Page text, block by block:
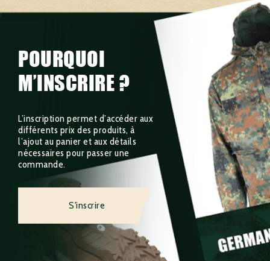
POURQUOI
M’INSCRIRE ?
L’inscription permet d’accéder aux
différents prix des produits, à
l’ajout au panier et aux détails
nécessaires pour passer une
commande.
S'inscrire